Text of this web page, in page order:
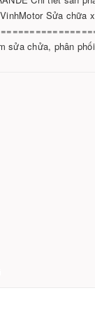
Sửa chữa
sửa chửa, phân